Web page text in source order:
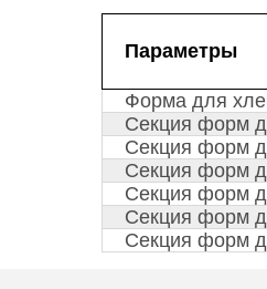
Параметры
Форма для
Секция форм
Секция форм
Секция форм
Секция форм
Секция форм
Секция форм